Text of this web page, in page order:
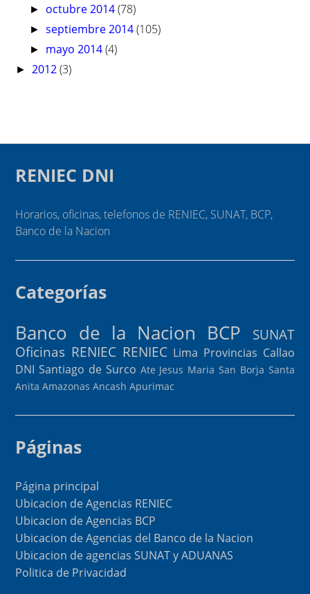
► octubre 2014(78)
► septiembre 2014(105)
► mayo 2014(4)
► 2012(3)
RENIEC DNI
Horarios, oficinas, telefonos de RENIEC, SUNAT, BCP,
Banco de la Nacion
Categorías
Banco de la Nacion BCP
SUNAT
Oficinas RENIEC RENIEC Lima Provincias Callao
DNI Santiago de Surco Ate Jesus Maria San Borja Santa
Anita Amazonas Ancash Apurimac
Páginas
Página principal
Ubicacion de Agencias RENIEC
Ubicacion de Agencias BCP
Ubicacion de Agencias del Banco de la Nacion
Ubicacion de agencias SUNAT y ADUANAS
Politica de Privacidad